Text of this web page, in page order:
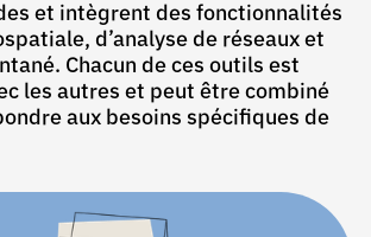
et intègrent des fonctionnalités
d’analyse de réseaux et
Chacun de ces outils est
les autres et peut être combiné
aux besoins spécifiques de